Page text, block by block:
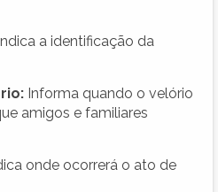
a identificação da
Informa quando o velório
amigos e familiares
onde ocorrerá o ato de